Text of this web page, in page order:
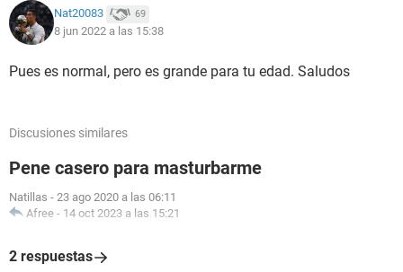
Nat20083 69
8 jun 2022 a las 15:38
Pues es normal, pero es grande para tu edad. Saludos
Discusiones similares
Pene casero para masturbarme
Natillas - 23 ago 2020 a las 06:11
Afree - 14 oct 2023 a las 15:21
2 respuestas